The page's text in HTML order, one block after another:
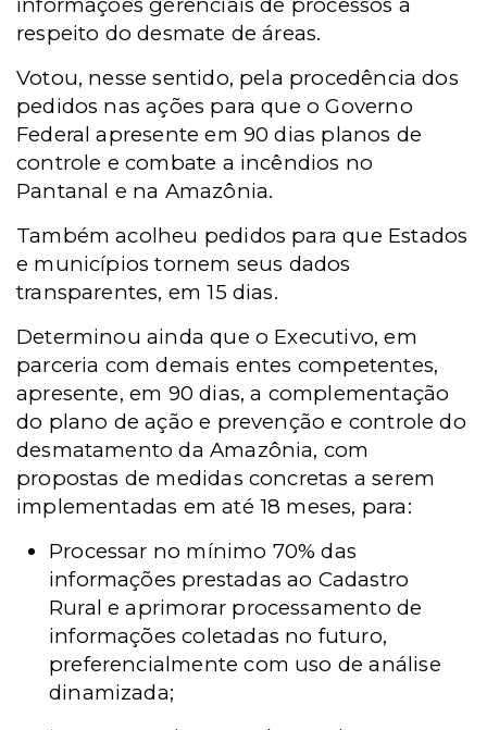
informações gerenciais de processos a
respeito do desmate de áreas.
Votou, nesse sentido, pela procedência dos
pedidos nas ações para que o Governo
Federal apresente em 90 dias planos de
controle e combate a incêndios no
Pantanal e na Amazônia.
Também acolheu pedidos para que Estados
e municípios tornem seus dados
transparentes, em 15 dias.
Determinou ainda que o Executivo, em
parceria com demais entes competentes,
apresente, em 90 dias, a complementação
do plano de ação e prevenção e controle do
desmatamento da Amazônia, com
propostas de medidas concretas a serem
implementadas em até 18 meses, para:
Processar no mínimo 70% das
informações prestadas ao Cadastro
Rural e aprimorar processamento de
informações coletadas no futuro,
preferencialmente com uso de análise
dinamizada;